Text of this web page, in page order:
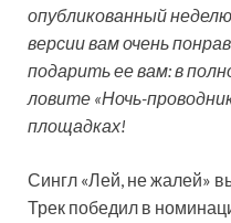
опубликованный
версии вам очень
подарить ее вам: в
ловите «Ночь-
площадках!
Сингл «Лей, не жалей»
Трек победил в